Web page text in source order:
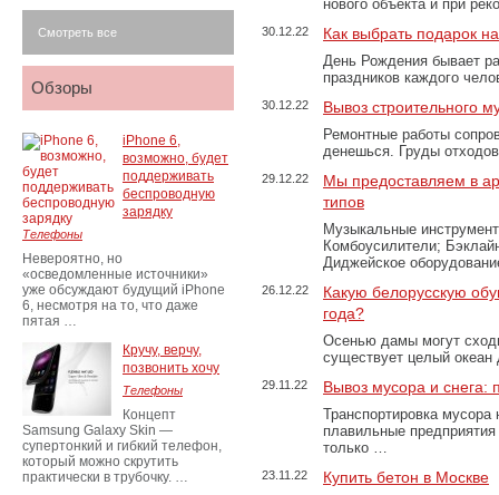
нового объекта и при
30.12.22 Как выбрать подарок
День Рождения бывает
праздников каждого
30.12.22 Вывоз строительного
Ремонтные работы
денешься. Груды
29.12.22
Мы предоставляем в
типов
Музыкальные
Комбоусилители;
Диджейское
26.12.22
Какую белорусскую
года?
Осенью дамы могут
существует целый
29.11.22 Вывоз мусора и
Транспортировка
плавильные
только …
23.11.22 Купить бетон в Москве
Смотреть все
Обзоры
iPhone 6,
возможно, будет
поддерживать
беспроводную
зарядку
Телефоны
Невероятно, но
«осведомленные источники»
уже обсуждают будущий iPhone
6, несмотря на то, что даже
пятая …
Кручу, верчу,
позвонить хочу
Телефоны
Концепт
Samsung Galaxy Skin —
супертонкий и гибкий телефон,
который можно скрутить
практически в трубочку. …